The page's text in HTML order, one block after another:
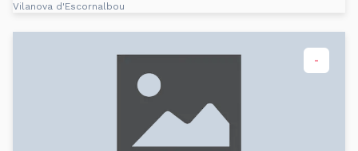
Vilanova d'Escornalbou
-